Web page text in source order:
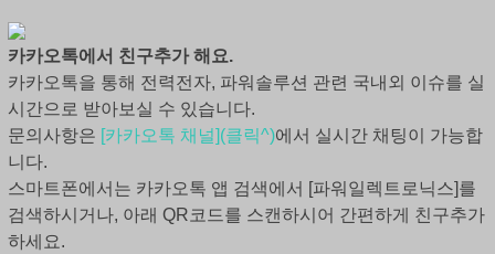
카카오톡에서 친구추가 해요.
카카오톡을 통해 전력전자, 파워솔루션 관련 국내외 이슈를 실
시간으로 받아보실 수 있습니다.
문의사항은 [카카오톡 채널](클릭^)에서 실시간 채팅이 가능합
니다.
스마트폰에서는 카카오톡 앱 검색에서 [파워일렉트로닉스]를
검색하시거나, 아래 QR코드를 스캔하시어 간편하게 친구추가
하세요.